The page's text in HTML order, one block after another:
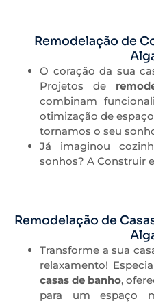
Remodelação de
O coração da sua
Projetos de
combinam
otimização de
tornamos o seu
Já imaginou
sonhos? A Construir
Remodelação de
Transforme a sua
relaxamento!
casas de banho,
para um espaço